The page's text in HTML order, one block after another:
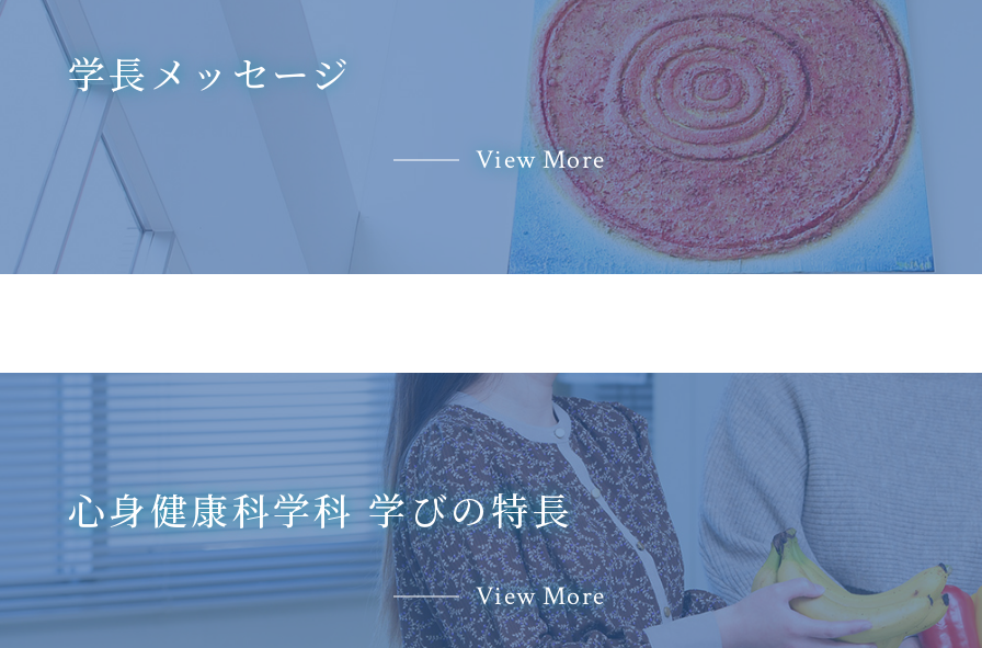
学長メッセージ
View More
心身健康科学科 学びの特長
View More